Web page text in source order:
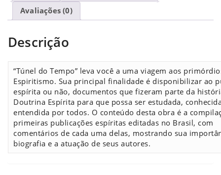
Avaliações (0)
Descrição
“Túnel do Tempo” leva você a uma viagem aos
Espiritismo. Sua principal finalidade é disponibilizar ao
espírita ou não, documentos que fizeram parte da
Doutrina Espírita para que possa ser estudada,
entendida por todos. O conteúdo desta obra é a
primeiras publicações espíritas editadas no Brasil, com
comentários de cada uma delas, mostrando sua
biografia e a atuação de seus autores.